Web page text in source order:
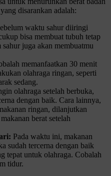
disarankan adalah:
waktu sahur diiringi
bisa membuat tubuh tetap
juga akan membuatmu
memanfaatkan 30 menit
olahraga ringan, seperti
sedang.
olahraga setelah berbuka,
dengan baik. Cara lainnya,
ringan, dilanjutkan
berat setelah
Pada waktu ini, makanan
sudah tercerna dengan baik
tepat untuk olahraga. Cobalah
tidur.